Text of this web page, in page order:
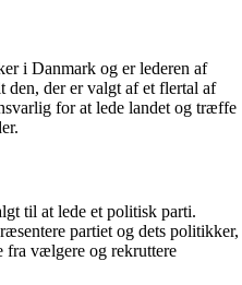
i Danmark og er lederen af
den, der er valgt af et flertal af
for at lede landet og træffe
til at lede et politisk parti.
partiet og dets politikker,
fra vælgere og rekruttere